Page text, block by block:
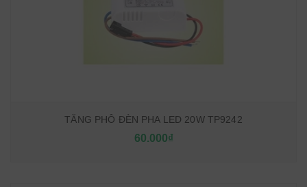
TĂNG PHÔ ĐÈN PHA LED 20W TP9242
60.000₫